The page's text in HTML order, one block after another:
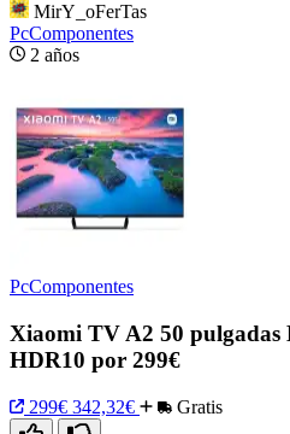
MirY_oFerTas
PcComponentes
2 años
PcComponentes
Xiaomi TV A2 50
HDR10 por 299€
299€ 342,32€ Gratis